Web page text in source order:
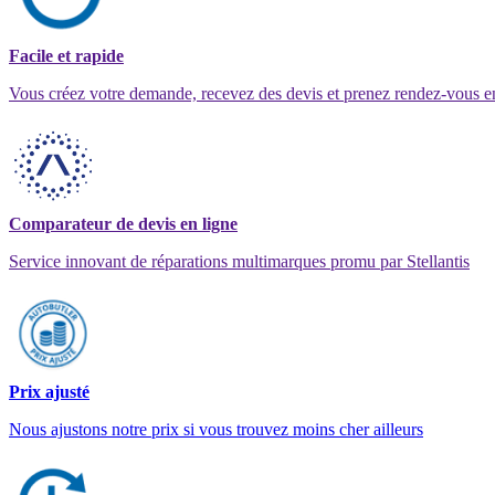
Facile et rapide
Vous créez votre demande, recevez des devis et prenez rendez-vous
Comparateur de devis en ligne
Service innovant de réparations multimarques promu par Stellantis
Prix ajusté
Nous ajustons notre prix si vous trouvez moins cher ailleurs